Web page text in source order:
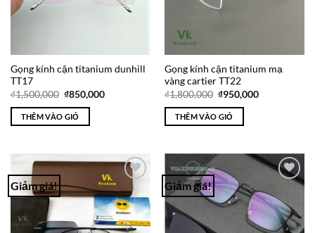
Gọng kính cận titanium dunhill
TT17
₫1,500,000 Giá
là:
₫1,500,000.
₫850,000Giá
THÊM VÀO GIỎ
Gọng kính cận titanium mạ
vàng cartier TT22
₫1,800,000 Giá
là:
₫1,800,000.
₫950,000Giá
THÊM VÀO GIỎ
Giảm giá!
Add to
Wishlist
Giảm giá!
Wishlist